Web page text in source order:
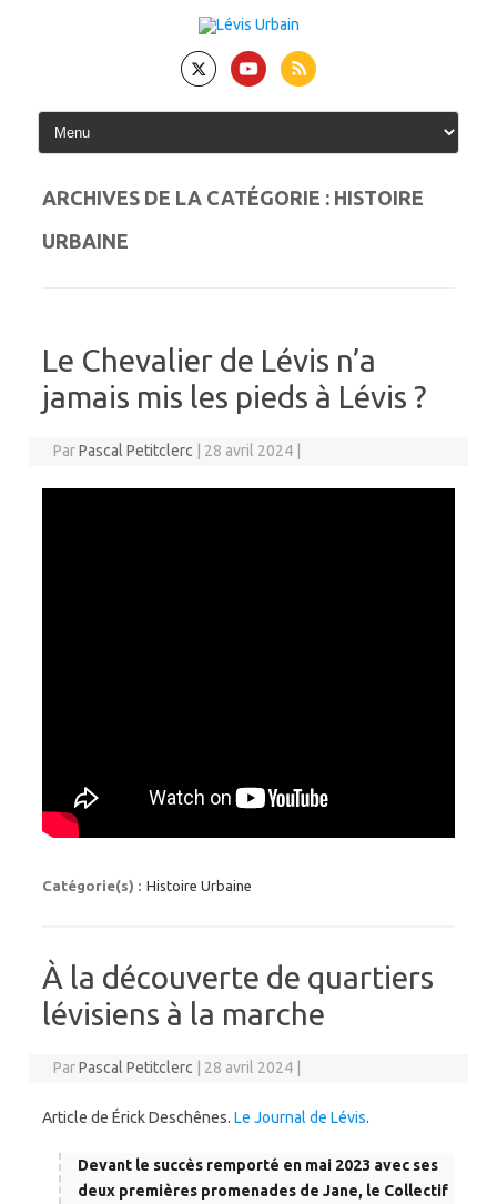
ARCHIVES DE LA CATÉGORIE : HISTOIRE
URBAINE
Le Chevalier de Lévis n’a
jamais mis les pieds à Lévis ?
ParPascal Petitclerc 28 avril 2024
Catégorie(s) : Histoire Urbaine
À la découverte de quartiers
lévisiens à la marche
ParPascal Petitclerc 28 avril 2024
Article de Érick Deschênes. Le Journal de Lévis.
Devant le succès remporté en mai 2023 avec ses
deux premières promenades de Jane, le Collectif